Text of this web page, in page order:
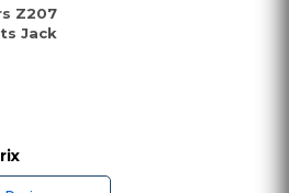
Z207
Jack